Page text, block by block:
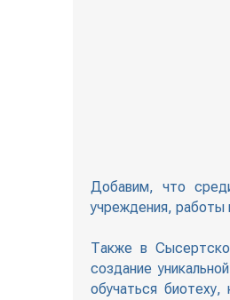
Добавим, что
учреждения, работы
Также в
создание
обучаться